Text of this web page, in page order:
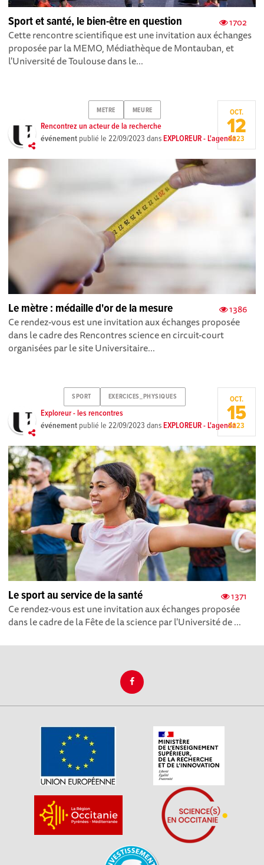
1702
Sport et santé, le bien-être en question
Cette rencontre scientifique est une invitation aux échanges
proposée par la MEMO, Médiathèque de Montauban, et
l'Université de Toulouse dans le...
METRE MEURE
Rencontrez un acteur de la recherche
événement publié le22/09/2023 dansEXPLOREUR - L'agenda
OCT.
12
2023
1386
Le mètre : médaille d'or de la mesure
Ce rendez-vous est une invitation aux échanges proposée
dans le cadre des Rencontres science en circuit-court
organisées par le site Universitaire...
SPORT EXERCICES_PHYSIQUES
Exploreur - les rencontres
événement publié le22/09/2023 dansEXPLOREUR - L'agenda
OCT.
15
2023
1371
Le sport au service de la santé
Ce rendez-vous est une invitation aux échanges proposée
dans le cadre de la Fête de la science par l'Université de ...